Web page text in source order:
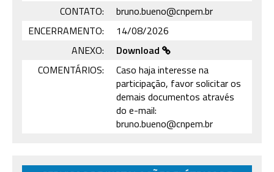
CONTATO:
bruno.bueno@cnpem.br
ENCERRAMENTO:
14/08/2026
ANEXO:
Download
COMENTÁRIOS:
Caso haja interesse na
participação, favor solicitar os
demais documentos através
do e-mail:
bruno.bueno@cnpem.br